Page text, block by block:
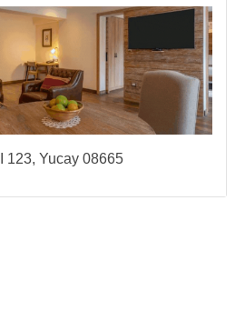
123, Yucay 08665